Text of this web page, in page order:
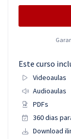
Este curso
Videoaulas
Audioaulas
PDFs
360 dias
Download